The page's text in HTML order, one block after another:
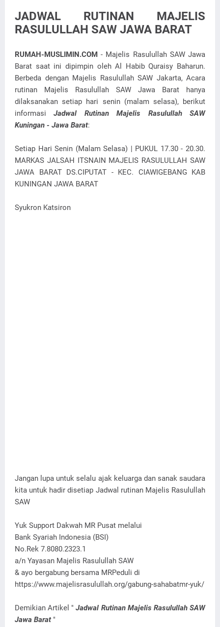
JADWAL RUTINAN MAJELIS
RASULULLAH SAW JAWA BARAT
RUMAH-MUSLIMIN.COM - Majelis Rasulullah SAW Jawa
Barat saat ini dipimpin oleh Al Habib Quraisy Baharun.
Berbeda dengan Majelis Rasulullah SAW Jakarta, Acara
rutinan Majelis Rasulullah SAW Jawa Barat hanya
dilaksanakan setiap hari senin (malam selasa), berikut
informasiJadwal Rutinan Majelis Rasulullah SAW
Kuningan - Jawa Barat:
Setiap Hari Senin (Malam Selasa) | PUKUL 17.30 - 20.30.
MARKAS JALSAH ITSNAIN MAJELIS RASULULLAH SAW
JAWA BARAT DS.CIPUTAT - KEC. CIAWIGEBANG KAB
KUNINGAN JAWA BARAT
Syukron Katsiron
Jangan lupa untuk selalu ajak keluarga dan sanak saudara
kita untuk hadir disetiap Jadwal rutinan Majelis Rasulullah
SAW
Yuk Support Dakwah MR Pusat melalui
Bank Syariah Indonesia (BSI)
No.Rek 7.8080.2323.1
a/n Yayasan Majelis Rasulullah SAW
& ayo bergabung bersama MRPeduli di
https://www.majelisrasulullah.org/gabung-sahabatmr-yuk/
Demikian Artikel "Jadwal Rutinan Majelis Rasulullah SAW
Jawa Barat "